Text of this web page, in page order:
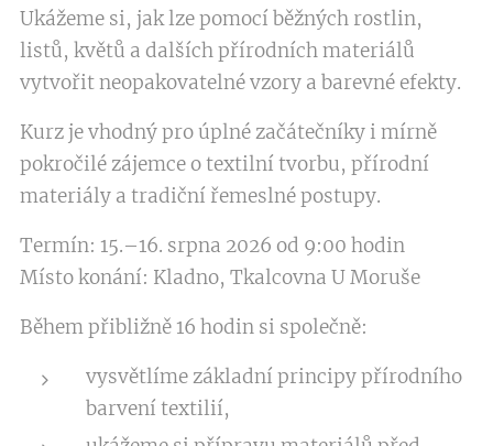
Ukážeme si, jak lze pomocí běžných rostlin,
listů, květů a dalších přírodních materiálů
vytvořit neopakovatelné vzory a barevné efekty.
Kurz je vhodný pro úplné začátečníky i mírně
pokročilé zájemce o textilní tvorbu, přírodní
materiály a tradiční řemeslné postupy.
Termín: 15.–16. srpna 2026 od 9:00 hodin
Místo konání: Kladno, Tkalcovna U Moruše
Během přibližně 16 hodin si společně:
vysvětlíme základní principy přírodního
barvení textilií,